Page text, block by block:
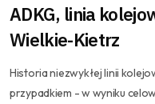
ADKG, linia
Wielkie-Kietrz
Historia niezwykłej linii
przypadkiem - w wyniku